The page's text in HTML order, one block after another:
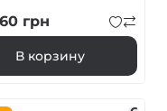
грн
В корзину